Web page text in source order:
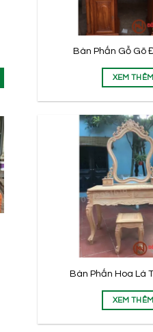
Bàn giao Combo Bộ Đồ
Thờ, Bàn Cơm Cùng
Câu Đối) Cho Gia Đình
– Thủy Nguyên – Hải
Bàn Phấn Gỗ Gõ
XEM THÊM
Bàn Phấn Hoa Lá
XEM THÊM